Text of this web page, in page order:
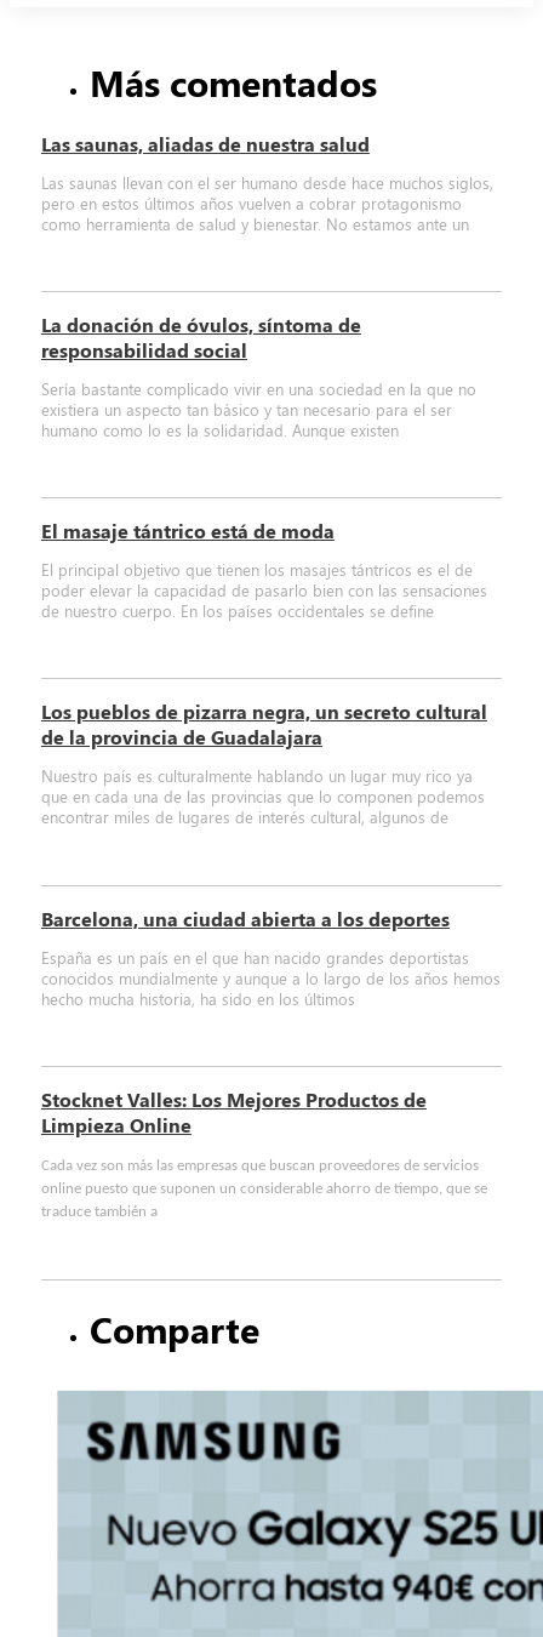
Más comentados
Las saunas, aliadas de nuestra salud
Las saunas llevan con el ser humano desde hace muchos siglos,
pero en estos últimos años vuelven a cobrar protagonismo
como herramienta de salud y bienestar. No estamos ante un
La donación de óvulos, síntoma de
responsabilidad social
Sería bastante complicado vivir en una sociedad en la que no
existiera un aspecto tan básico y tan necesario para el ser
humano como lo es la solidaridad. Aunque existen
El masaje tántrico está de moda
El principal objetivo que tienen los masajes tántricos es el de
poder elevar la capacidad de pasarlo bien con las sensaciones
de nuestro cuerpo. En los países occidentales se define
Los pueblos de pizarra negra, un secreto cultural
de la provincia de Guadalajara
Nuestro país es culturalmente hablando un lugar muy rico ya
que en cada una de las provincias que lo componen podemos
encontrar miles de lugares de interés cultural, algunos de
Barcelona, una ciudad abierta a los deportes
España es un país en el que han nacido grandes deportistas
conocidos mundialmente y aunque a lo largo de los años hemos
hecho mucha historia, ha sido en los últimos
Stocknet Valles: Los Mejores Productos de
Limpieza Online
Cada vez son más las empresas que buscan proveedores de servicios
online puesto que suponen un considerable ahorro de tiempo, que se
traduce también a
Comparte